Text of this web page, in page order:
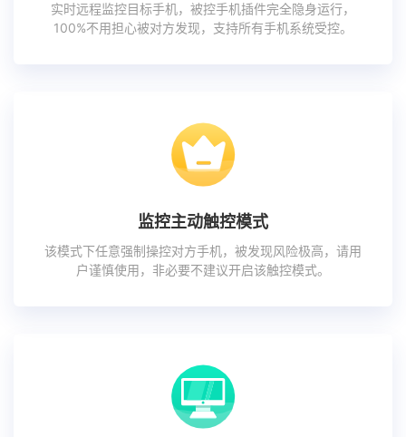
实时远程监控目标手机，被控手机插件完全隐身运行，
100%不用担心被对方发现，支持所有手机系统受控。
监控主动触控模式
该模式下任意强制操控对方手机，被发现风险极高，请用
户谨慎使用，非必要不建议开启该触控模式。